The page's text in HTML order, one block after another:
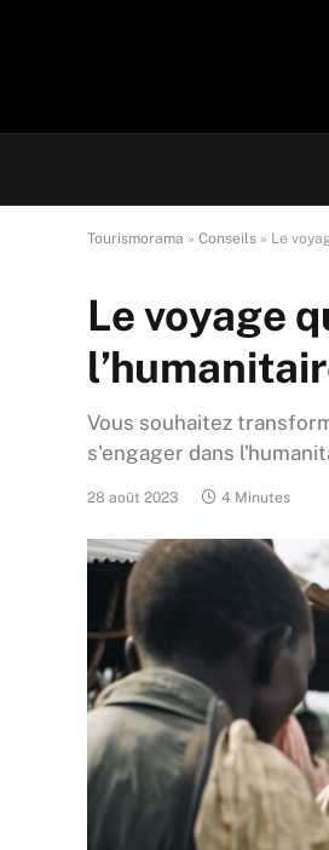
Tourismorama » Conseils » Le
Le voyage
Vous souhaitez
s'engager dans
28 août 2023 4 Minutes